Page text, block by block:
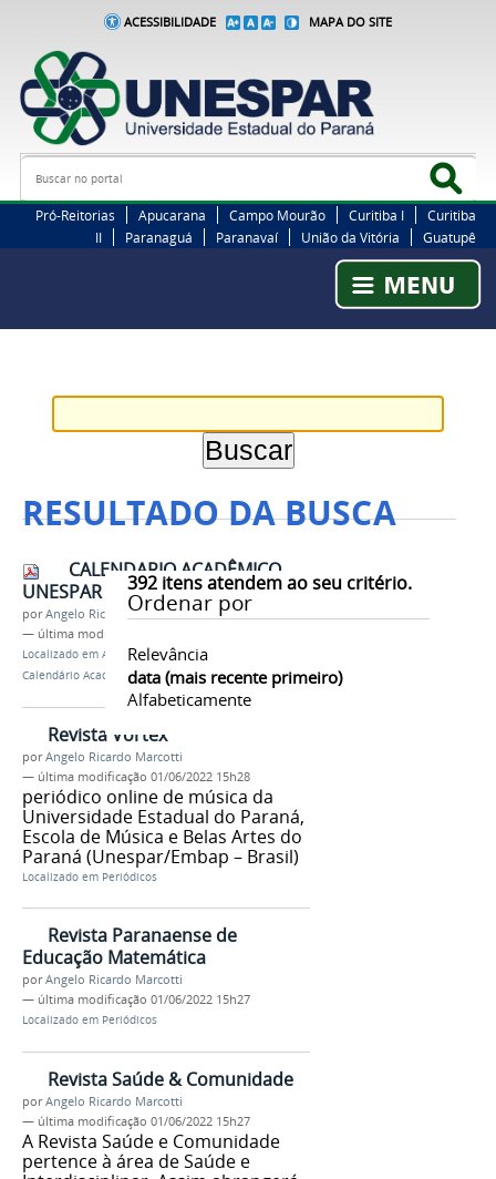
ACESSIBILIDADE MAPA DO SITE
Busca
Pró-Reitorias Apucarana Campo Mourão Curitiba I
Curitiba
II
Paranaguá Paranavaí União da Vitória Guatupê
RESULTADO DA BUSCA
392itens atendem ao seu critério.
Ordenar por
Relevância
data (mais recente primeiro)
Alfabeticamente
CALENDARIO ACADÊMICO
UNESPAR - 2018
porAngelo Ricardo Marcotti
— última modificação
Localizado em A Unespar /…/Calendários
Calendário Academico
Revista Vórtex
porAngelo Ricardo Marcotti
— última modificação 01/06/2022 15h28
periódico online de música da
Universidade Estadual do Paraná,
Escola de Música e Belas Artes do
Paraná (Unespar/Embap – Brasil)
Localizado em Periódicos
Revista Paranaense de
Educação Matemática
porAngelo Ricardo Marcotti
— última modificação 01/06/2022 15h27
Localizado em Periódicos
Revista Saúde & Comunidade
porAngelo Ricardo Marcotti
— última modificação 01/06/2022 15h27
A Revista Saúde e Comunidade
pertence à área de Saúde e